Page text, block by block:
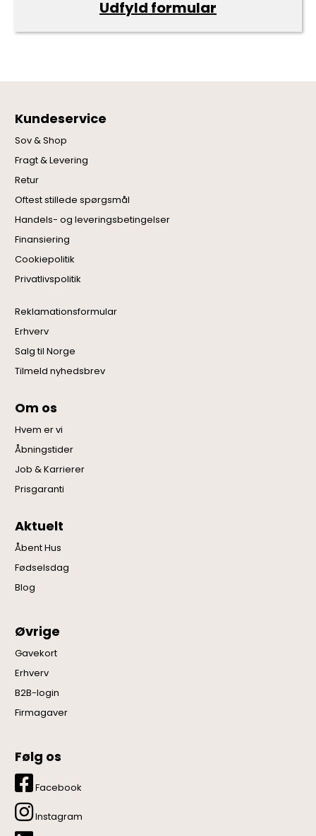
Udfyld formular
Kundeservice
Sov & Shop
Fragt & Levering
Retur
Oftest stillede spørgsmål
Handels- og leveringsbetingelser
Finansiering
Cookiepolitik
Privatlivspolitik
Reklamationsformular
Erhverv
Salg til Norge
Tilmeld nyhedsbrev
Om os
Hvem er vi
Åbningstider
Job & Karrierer
Prisgaranti
Aktuelt
Åbent Hus
Fødselsdag
Blog
Øvrige
Gavekort
Erhverv
B2B-login
Firmagaver
Følg os
Facebook
Instagram